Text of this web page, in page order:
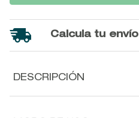
Calcula tu envío
DESCRIPCIÓN